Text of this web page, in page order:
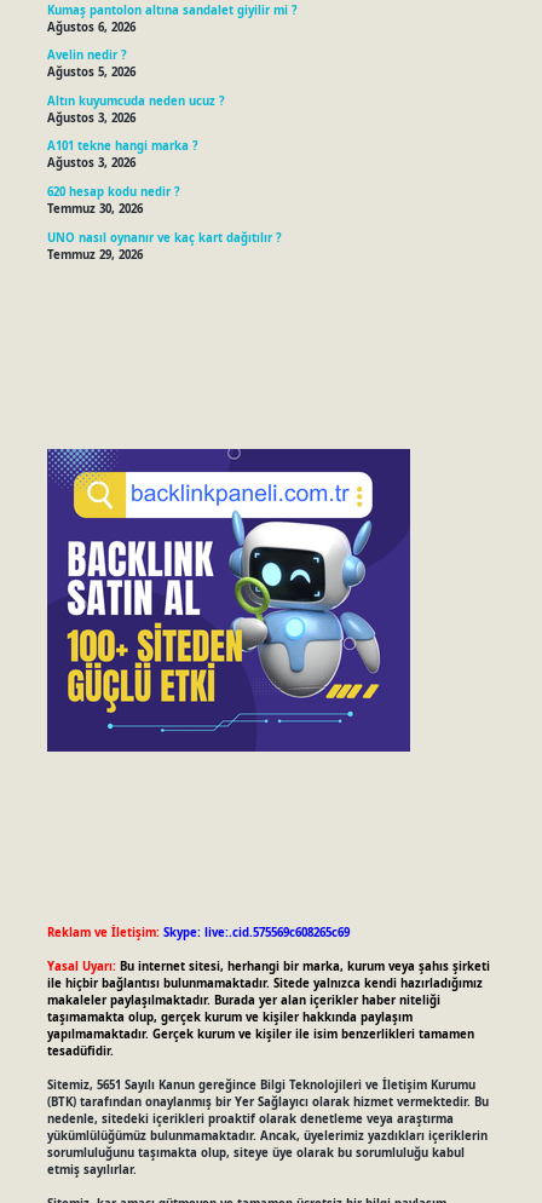
Kumaş pantolon altına sandalet giyilir mi ?
Ağustos 6, 2026
Avelin nedir ?
Ağustos 5, 2026
Altın kuyumcuda neden ucuz ?
Ağustos 3, 2026
A101 tekne hangi marka ?
Ağustos 3, 2026
620 hesap kodu nedir ?
Temmuz 30, 2026
UNO nasıl oynanır ve kaç kart dağıtılır ?
Temmuz 29, 2026
Reklam ve İletişim: Skype: live:.cid.575569c608265c69
Yasal Uyarı: Bu internet sitesi, herhangi bir marka, kurum veya şahıs şirketi
ile hiçbir bağlantısı bulunmamaktadır. Sitede yalnızca kendi hazırladığımız
makaleler paylaşılmaktadır. Burada yer alan içerikler haber niteliği
taşımamakta olup, gerçek kurum ve kişiler hakkında paylaşım
yapılmamaktadır. Gerçek kurum ve kişiler ile isim benzerlikleri tamamen
tesadüfidir.
Sitemiz, 5651 Sayılı Kanun gereğince Bilgi Teknolojileri ve İletişim Kurumu
(BTK) tarafından onaylanmış bir Yer Sağlayıcı olarak hizmet vermektedir. Bu
nedenle, sitedeki içerikleri proaktif olarak denetleme veya araştırma
yükümlülüğümüz bulunmamaktadır. Ancak, üyelerimiz yazdıkları içeriklerin
sorumluluğunu taşımakta olup, siteye üye olarak bu sorumluluğu kabul
etmiş sayılırlar.